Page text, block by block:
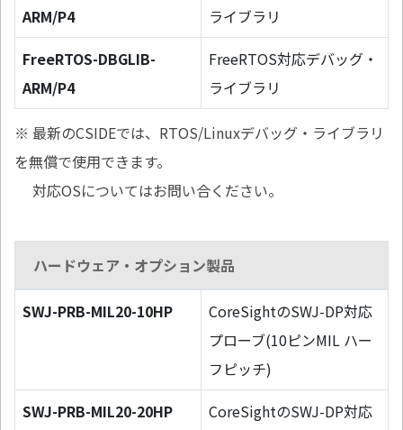
ARM/P4
ライブラリ
FreeRTOS-DBGLIB-
ARM/P4
FreeRTOS対応デバッグ・
ライブラリ
※ 最新のCSIDEでは、RTOS/Linuxデバッグ・ライブラリ
を無償で使用できます。
対応OSについてはお問い合ください。
ハードウェア・オプション製品
SWJ-PRB-MIL20-10HP
CoreSightのSWJ-DP対応
プローブ(10ピンMIL ハー
フピッチ)
SWJ-PRB-MIL20-20HP
CoreSightのSWJ-DP対応